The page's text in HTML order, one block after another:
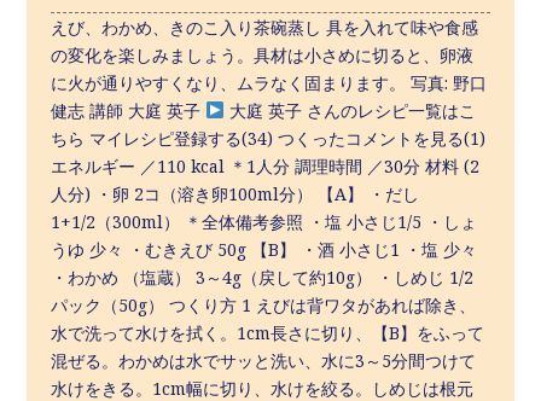
えび、わかめ、きのこ入り茶碗蒸し 具を入れて味や食感
の変化を楽しみましょう。具材は小さめに切ると、卵液
に火が通りやすくなり、ムラなく固まります。 写真: 野口
健志 講師 大庭 英子
大庭 英子 さんのレシピ一覧はこ
ちら マイレシピ登録する(34) つくったコメントを見る(1)
エネルギー ／110 kcal ＊1人分 調理時間 ／30分 材料 (2
人分) ・卵 2コ（溶き卵100ml分） 【A】 ・だし
1+1/2（300ml） ＊全体備考参照 ・塩 小さじ1/5 ・しょ
うゆ 少々 ・むきえび 50g 【B】 ・酒 小さじ1 ・塩 少々
・わかめ （塩蔵） 3～4g（戻して約10g） ・しめじ 1/2
パック（50g） つくり方 1 えびは背ワタがあれば除き、
水で洗って水けを拭く。1cm長さに切り、【B】をふって
混ぜる。わかめは水でサッと洗い、水に3～5分間つけて
水けをきる。1cm幅に切り、水けを絞る。しめじは根元